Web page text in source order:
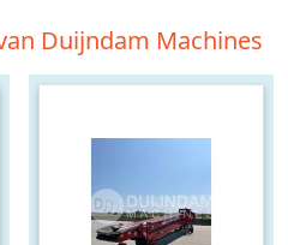
Duijndam Machines